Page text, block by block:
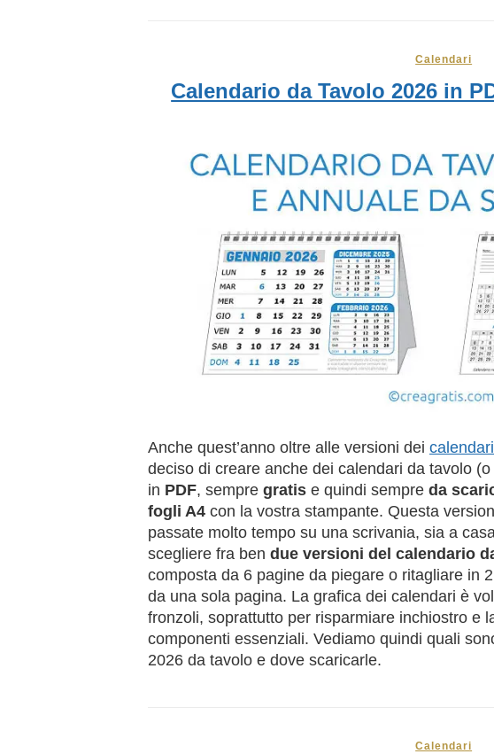
Calendari
Calendario da Tavolo 2026 in
Anche quest’anno oltre alle versioni dei
deciso di creare anche dei calendari da tavolo
in PDF, sempre gratis e quindi sempre da
fogli A4 con la vostra stampante. Questa
passate molto tempo su una scrivania, sia a
scegliere fra ben due versioni del calendario
composta da 6 pagine da piegare o ritagliare in
da una sola pagina. La grafica dei calendari è
fronzoli, soprattutto per risparmiare inchiostro e
componenti essenziali. Vediamo quindi quali
2026 da tavolo e dove scaricarle.
Calendari